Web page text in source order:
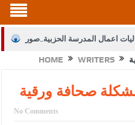
اعمال المدرسة الحزبية..صور
في الحقوق والقانون
التاريخية على المقدسات
HOME WRITERS
صحافة ورقية
No Comments